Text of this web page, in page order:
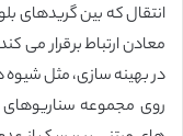
انتقال که بین گریدهای
معادن ارتباط برقرار می
در بهینه سازی، مثل شیوه
روی مجموعه